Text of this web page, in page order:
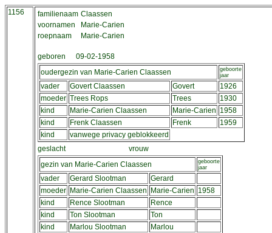
1156 familienaam Claassen
voornamen
Marie-Carien
roepnaam
Marie-Carien
geboren
09-02-1958
oudergezin van Marie-Carien Claassen
geboorte
jaar
vader Govert Claassen Govert
1926
moeder Trees Rops Trees
1930
kind
Marie-Carien Claassen Marie-Carien 1958
kind
Frenk Claassen Frenk
1959
kind
vanwege privacy geblokkeerd
geslacht
vrouw
gezin van Marie-Carien Claassen
geboorte
jaar
vader Gerard Slootman
Gerard
moeder Marie-Carien Claassen Marie-Carien 1958
kind
Rence Slootman
Rence
kind
Ton Slootman
Ton
kind
Marlou Slootman
Marlou